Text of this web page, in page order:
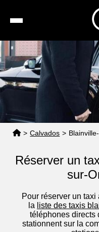
> Calvados >
Réserver un
sur-
Pour réserver un
la liste des taxis
téléphones directs
stationnent sur la